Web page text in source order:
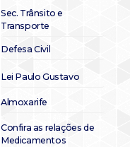
Sec. Trânsito e
Transporte
Defesa Civil
Lei Paulo Gustavo
Almoxarife
Confira as relações de
Medicamentos